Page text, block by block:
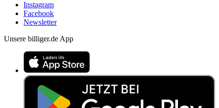
Instagram
Facebook
Newsletter
Unsere billiger.de App